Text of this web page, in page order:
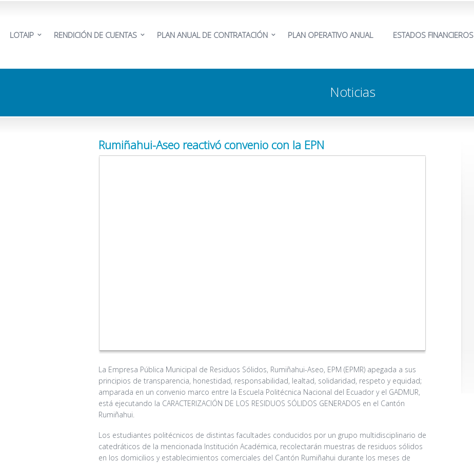
LOTAIP RENDICIÓN DE CUENTAS PLAN ANUAL DE CONTRATACIÓN PLAN OPERATIVO ANUAL ESTADOS FINANCIEROS
Noticias
Rumiñahui-Aseo reactivó convenio con la EPN
La Empresa Pública Municipal de Residuos Sólidos, Rumiñahui-Aseo, EPM (EPMR) apegada a sus
principios de transparencia, honestidad, responsabilidad, lealtad, solidaridad, respeto y equidad;
amparada en un convenio marco entre la Escuela Politécnica Nacional del Ecuador y el GADMUR,
está ejecutando la CARACTERIZACIÓN DE LOS RESIDUOS SÓLIDOS GENERADOS en el Cantón
Rumiñahui.
Los estudiantes politécnicos de distintas facultades conducidos por un grupo multidisciplinario de
catedráticos de la mencionada Institución Académica, recolectarán muestras de residuos sólidos
en los domicilios y establecimientos comerciales del Cantón Rumiñahui durante los meses de